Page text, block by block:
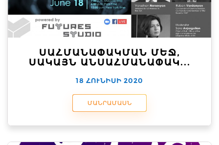
ՍԱՀՄԱՆԱՓԱԿՄԱՆ ՄԵՋ,
ՍԱԿԱՅՆ ԱՆՍԱՀՄԱՆԱՓԱԿ...
18 ՀՈՒՆԻՍԻ 2020
ՄԱՆՐԱՄԱՍՆ